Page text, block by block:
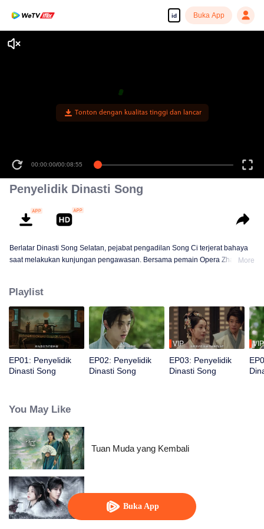
id Buka App
Buka App
Tonton dengan kualitas tinggi dan lancar
00:00:00/00:08:55
Penyelidik Dinasti Song
Berlatar Dinasti Song Selatan, pejabat pengadilan Song Ci terjerat bahaya
saat melakukan kunjungan pengawasan. Bersama pemain Opera Zhao
forensik untuk menegakkan keadilan.
More
Playlist
EP01: Penyelidik
Dinasti Song
EP02: Penyelidik
Dinasti Song
VIP
EP03: Penyelidik
Dinasti Song
VIP
You May Like
Tuan Muda yang Kembali